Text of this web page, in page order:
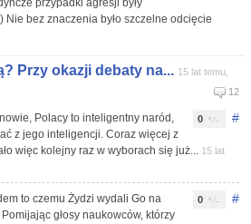
przypadki agresji były
Nie bez znaczenia było szczelne odcięcie
Przy okazji debaty na... 15 lat temu,
12
#
0
Polacy to inteligentny naród,
z jego inteligencji. Coraz więcej z
więc kolejny raz w wyborach się już... 15 lat
#
0
to czemu Żydzi wydali Go na
głosy naukowców, którzy